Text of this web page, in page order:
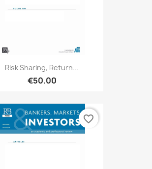
Risk Sharing, Return...
€50.00
favorite_border